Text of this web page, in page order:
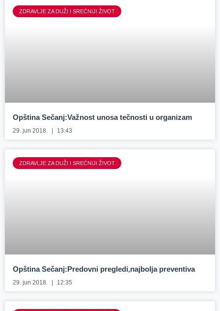
ZDRAVLJE ZA DUŽI I SREĆNIJI ŽIVOT
Opština Sečanj:Važnost unosa tečnosti u organizam
29. jun 2018. 13:43
ZDRAVLJE ZA DUŽI I SREĆNIJI ŽIVOT
Opština Sečanj:Predovni pregledi,najbolja preventiva
29. jun 2018. 12:35